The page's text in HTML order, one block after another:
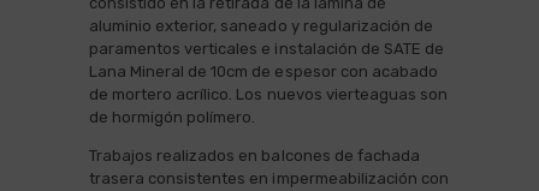
aluminio exterior, saneado y regularización de
paramentos verticales e instalación de SATE de
Lana Mineral de 10cm de espesor con acabado
de mortero acrílico. Los nuevos vierteaguas son
de hormigón polímero.
Trabajos realizados en balcones de fachada
trasera consistentes en impermeabilización con